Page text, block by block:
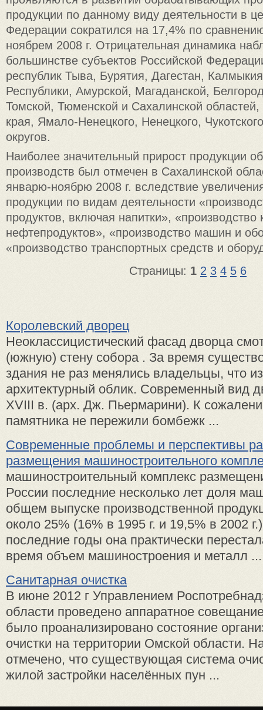
продукции по данному виду деятельности в
Федерации сократился на 17,4% по
ноябрем 2008 г. Отрицательная динамика
большинстве субъектов Российской
республик Тыва, Бурятия, Дагестан,
Республики, Амурской, Магаданской,
Томской, Тюменской и Сахалинской областей,
края, Ямало-Ненецкого, Ненецкого,
округов.
Наиболее значительный прирост продукции
производств был отмечен в Сахалинской
январю-ноябрю 2008 г. вследствие
продукции по видам деятельности
продуктов, включая напитки», «производство
нефтепродуктов», «производство машин и
«производство транспортных средств и
Страницы: 1 2 3 4 5 6
Королевский дворец
Неоклассицистический фасад дворца
(юж­ную) стену собора . За время
здания не раз менялись владельцы, что
архитектурный облик. Совре­менный вид
XVIII в. (арх. Дж. Пьермарини). К
памятника не пережили бомбежк ...
Современные проблемы и перспективы
размещения машиностроительного
машиностроительный комплекс
России последние несколько лет доля
общем выпуске производственной
около 25% (16% в 1995 г. и 19,5% в 2002
последние годы она практически
время объем машиностроения и металл ...
Санитарная очистка
В июне 2012 г Управлением
области проведено аппаратное
было проанализировано состояние
очистки на территории Омской области.
отмечено, что существующая система
жилой застройки населённых пун ...